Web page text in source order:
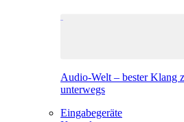
Audio-Welt – bester Klang
unterwegs
Eingabegeräte